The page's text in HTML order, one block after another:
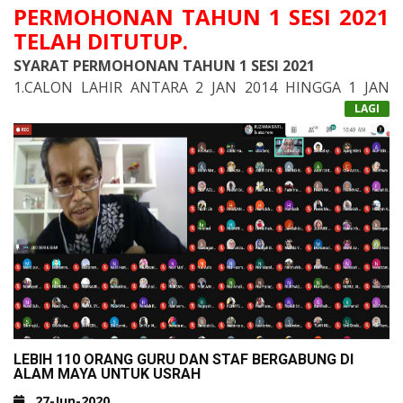
PERMOHONAN TAHUN 1 SESI 2021
TELAH DITUTUP.
SYARAT PERMOHONAN TAHUN 1 SESI 2021
1.CALON LAHIR ANTARA 2 JAN 2014 HINGGA 1 JAN
SYARAT-SYARAT ASAS :
1.PEMOHON ADALAH WARGANEGARA MALAYSIA.
2.PEMOHON MENGEMUKAKAN PERMOHONAN SECARA
TALIAN DARIPADA TARIKH IKLAN DIKELUARKAN
SEHINGGA PERMOHONAN DITUTUP.
3.PEMOHON ADALAH BERKEADAAN NORMAL
DARIPADA ASPEK FIZIKAL DAN MENTAL.
4.PEMOHON PERLU MEMBAYAR YURAN
PERBANKAN INTERNET.&NBSP;
LAGI
LEBIH 110 ORANG GURU DAN STAF BERGABUNG DI
ALAM MAYA UNTUK USRAH